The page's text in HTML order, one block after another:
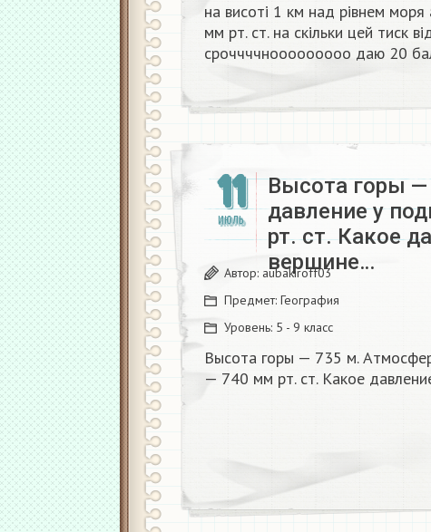
на висоті 1 км над рівнем
мм рт. ст. на скільки цей тиск
сроччччнооооооооо даю 20
11
ИЮЛЬ
Высота горы
давление у
рт. ст. Какое
вершине…
Автор: aubakiroff03
Предмет: География
Уровень: 5 - 9 класс
Высота горы — 735 м.
— 740 мм рт. ст. Какое